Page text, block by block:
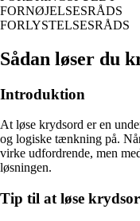
FORNØJELSESRÅDS
FORLYSTELSESRÅDS
Sådan løser du
Introduktion
At løse krydsord er en
og logiske tænkning på.
virke udfordrende, men
løsningen.
Tip til at løse